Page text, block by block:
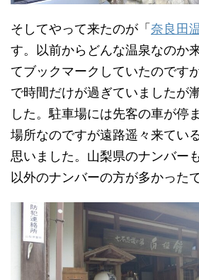
そしてやって来たのが「 奈良田
す。以前からどんな温泉なのか
てブックマークしていたのです
で時間だけが過ぎていましたが
した。駐車場には先客の車が停
場所なのですが遠路遥々来てい
思いました。山梨県のナンバー
以外のナンバーの方が多かったで